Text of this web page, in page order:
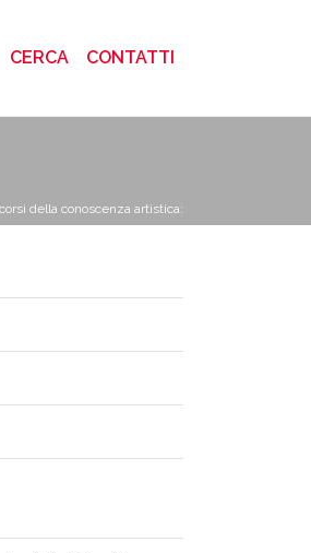
CERCA CONTATTI
della conoscenza artistica: